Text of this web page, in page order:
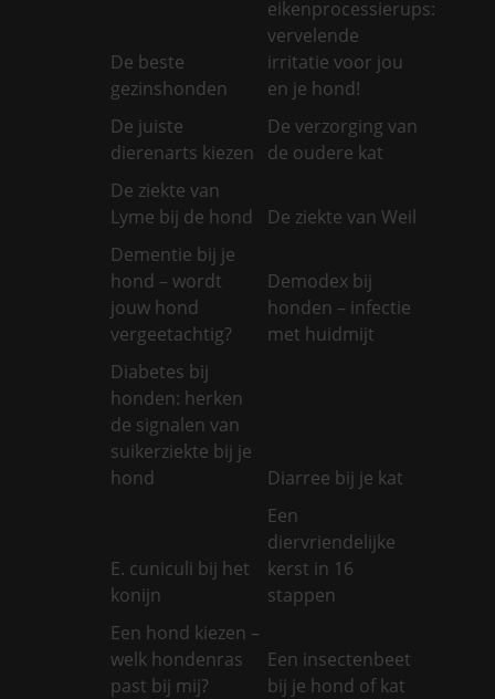
De beste
gezinshonden
eikenprocessierups:
vervelende
irritatie voor jou
en je hond!
De juiste
dierenarts kiezen
De verzorging van
de oudere kat
De ziekte van
Lyme bij de hond
De ziekte van Weil
Dementie bij je
hond – wordt
jouw hond
vergeetachtig?
Demodex bij
honden – infectie
met huidmijt
Diabetes bij
honden: herken
de signalen van
suikerziekte bij je
hond
Diarree bij je kat
E. cuniculi bij het
konijn
Een
diervriendelijke
kerst in 16
stappen
Een hond kiezen –
welk hondenras
past bij mij?
Een insectenbeet
bij je hond of kat